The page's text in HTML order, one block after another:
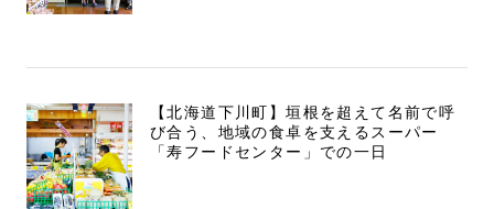
【北海道下川町】垣根を超えて名前で呼
び合う、地域の食卓を支えるスーパー
「寿フードセンター」での一日